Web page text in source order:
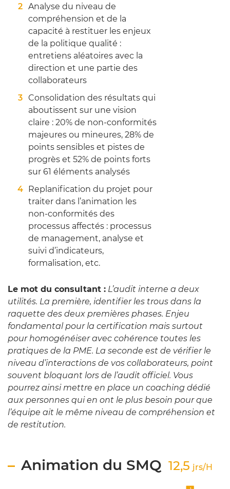
Analyse du niveau de
compréhension et de la
capacité à restituer les enjeux
de la politique qualité :
entretiens aléatoires avec la
direction et une partie des
collaborateurs
Consolidation des résultats qui
aboutissent sur une vision
claire : 20% de non-conformités
majeures ou mineures, 28% de
points sensibles et pistes de
progrès et 52% de points forts
sur 61 éléments analysés
Replanification du projet pour
traiter dans l’animation les
non-conformités des
processus affectés : processus
de management, analyse et
suivi d’indicateurs,
formalisation, etc.
Le mot du consultant : L’audit interne a deux
utilités. La première, identifier les trous dans la
raquette des deux premières phases. Enjeu
fondamental pour la certification mais surtout
pour homogénéiser avec cohérence toutes les
pratiques de la PME. La seconde est de vérifier le
niveau d’interactions de vos collaborateurs, point
souvent bloquant lors de l’audit officiel. Vous
pourrez ainsi mettre en place un coaching dédié
aux personnes qui en ont le plus besoin pour que
l’équipe ait le même niveau de compréhension et
de restitution.
Animation du SMQ 12,5 jrs/H